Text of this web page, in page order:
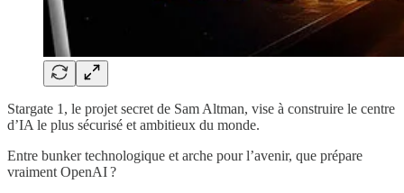
Stargate 1, le projet secret de Sam Altman, vise à construire le centre
d’IA le plus sécurisé et ambitieux du monde.
Entre bunker technologique et arche pour l’avenir, que prépare
vraiment OpenAI ?